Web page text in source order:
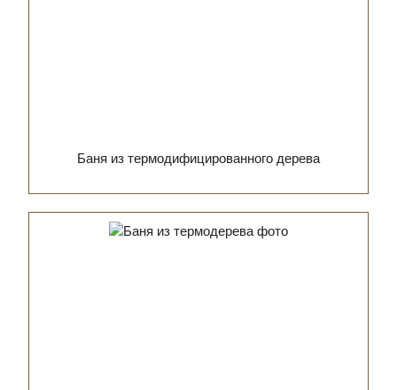
Баня из термодифицированного дерева